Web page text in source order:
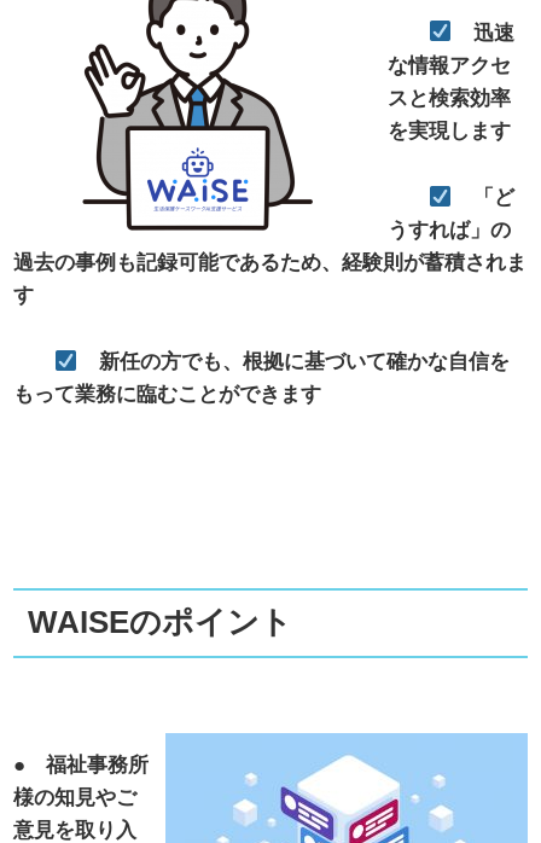
迅速
な情報アクセ
スと検索効率
を実現します
「ど
うすれば」の
過去の事例も記録可能であるため、経験則が蓄積されま
す
新任の方でも、根拠に基づいて確かな自信を
もって業務に臨むことができます
WAISEのポイント
● 福祉事務所
様の知見やご
意見を取り入